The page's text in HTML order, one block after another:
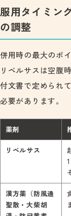
服用タイミン
の調整
併用時の最大のポ
リベルサスは空腹
付文書で定められ
必要があります。
薬剤
リベルサス
漢方薬（防風通
聖散・大柴胡